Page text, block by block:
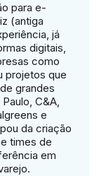
para e-
(antiga
já
digitais,
como
projetos que
grandes
C&A,
e
da criação
times de
em